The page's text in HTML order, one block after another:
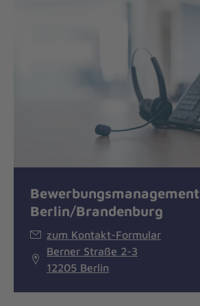
Bewerbungsmanagement
Berlin/Brandenburg
zum Kontakt-Formular
Berner Straße 2-3
12205 Berlin